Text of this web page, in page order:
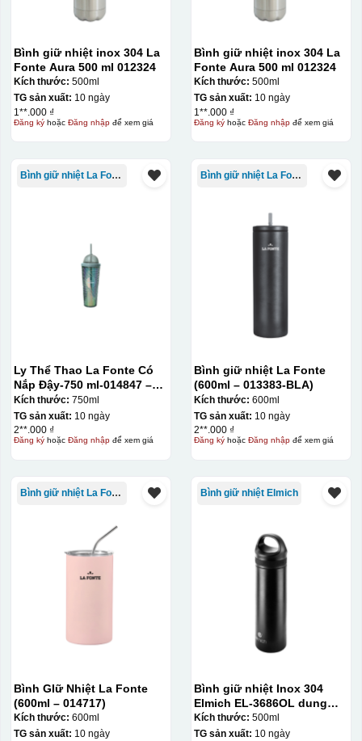
Chén sau khi được dán xong (chưa nung)
Bình giữ nhiệt inox 304 La
Fonte Aura 500 ml 012324
Kích thước: 500ml
TG sản xuất: 10 ngày
1**.000 ₫
Đăng kýhoặc Đăng nhậpđể xem giá
Bình giữ nhiệt inox 304 La
Fonte Aura 500 ml 012324
Kích thước: 500ml
TG sản xuất: 10 ngày
1**.000 ₫
Đăng kýhoặc Đăng nhậpđể xem giá
Bình giữ nhiệt La Fonte
Ly Thể Thao La Fonte Có
Nắp Đậy-750 ml-014847 –
GRA
Kích thước: 750ml
TG sản xuất: 10 ngày
2**.000 ₫
Đăng kýhoặc Đăng nhậpđể xem giá
Bình giữ nhiệt La Fonte
Bình giữ nhiệt La Fonte
(600ml – 013383-BLA)
Kích thước: 600ml
TG sản xuất: 10 ngày
2**.000 ₫
Đăng kýhoặc Đăng nhậpđể xem giá
Bình giữ nhiệt La Fonte
Bình GIữ Nhiệt La Fonte
(600ml – 014717)
Kích thước: 600ml
TG sản xuất: 10 ngày
Bình giữ nhiệt Elmich
Bình giữ nhiệt Inox 304
Elmich EL-3686OL dung
tích 500ml
Kích thước: 500ml
TG sản xuất: 10 ngày